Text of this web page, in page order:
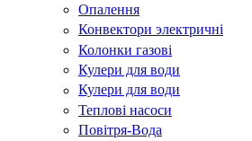
Опалення
Конвектори электричні
Колонки газові
Кулери для води
Кулери для води
Теплові насоси
Повітря-Вода